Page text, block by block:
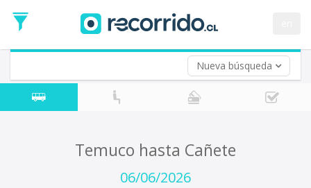
Nueva búsqueda
de
Ida
Vuelta (opcional)
Fecha
de
Temuco hasta Cañete
06/06/2026